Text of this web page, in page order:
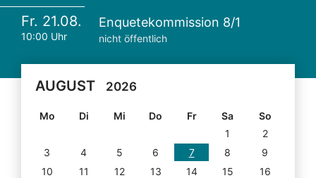
Fr. 21.08.
10:00 Uhr
Enquetekommission 8/1
nicht öffentlich
AUGUST 2026
Mo Di Mi Do Fr Sa
So
1
2
3
4 5 6 7 8
9
10
11 12 13 14 15
16